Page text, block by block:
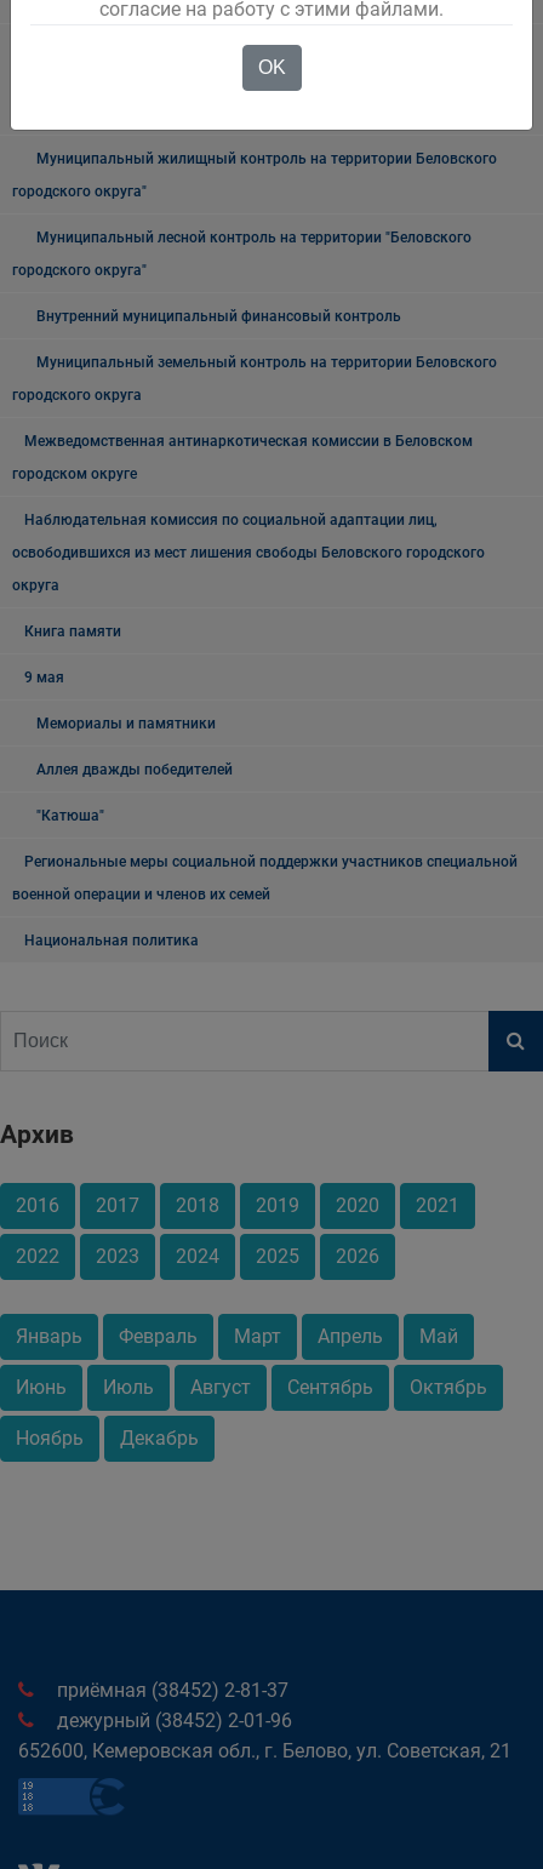
Муниципальный контроль на автомобильном транспорте,
Муниципальный жилищный контроль на территории Беловского
городского округа"
Муниципальный лесной контроль на территории "Беловского
городского округа"
Внутренний муниципальный финансовый контроль
Муниципальный земельный контроль на территории Беловского
городского округа
Межведомственная антинаркотическая комиссии в Беловском
городском округе
Наблюдательная комиссия по социальной адаптации лиц,
освободившихся из мест лишения свободы Беловского городского
округа
Книга памяти
9 мая
Мемориалы и памятники
Аллея дважды победителей
"Катюша"
Региональные меры социальной поддержки участников специальной
военной операции и членов их семей
Национальная политика
Архив
2016 2017 2018 2019 2020 2021
2022 2023 2024 2025 2026
Январь Февраль Март Апрель Май
Июнь Июль Август Сентябрь Октябрь
Ноябрь Декабрь
приёмная (38452) 2-81-37
дежурный (38452) 2-01-96
652600, Кемеровская обл., г. Белово, ул. Советская, 21
согласие на работу с этими файлами.
OK